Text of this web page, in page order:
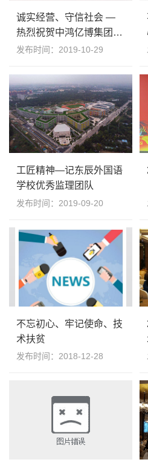
诚实经营、守信社会 —
热烈祝贺中鸿亿博集团有
限公司荣获“四川省诚信
发布时间：2019-10-29
工匠精神—记东辰外国语
学校优秀监理团队
发布时间：2019-09-20
不忘初心、牢记使命、技
术扶贫
发布时间：2018-12-28